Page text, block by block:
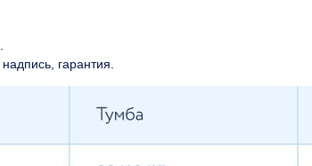
гарантия.